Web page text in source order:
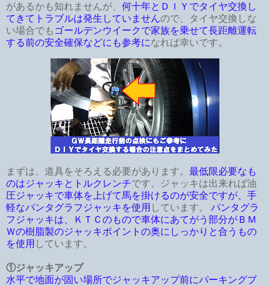
があるかも知れませんが、 何十年とＤＩＹでタイヤ交換し
てきてトラブルは発生していませんので、タイヤ交換しな
い場合でも ゴールデンウイークで家族を乗せて長距離運転
する前の安全確保などにも参考になれば幸いです。
まずは、道具をそろえる必要があります。 最低限必要なも
のはジャッキとトルクレンチです。ジャッキは出来れば油
圧ジャッキで車体を上げて馬を掛けるのが安全ですが、手
軽なパンタグラフジャッキを使用 しています。 パンタグラ
フジャッキは、ＫＴＣのもので車体にあてがう部分がＢＭ
Ｗの樹脂製のジャッキポイントの奥にしっかりと合うもの
を使用 しています。
①ジャッキアップ
水平で地面が固い場所でジャッキアップ前にパーキングブ